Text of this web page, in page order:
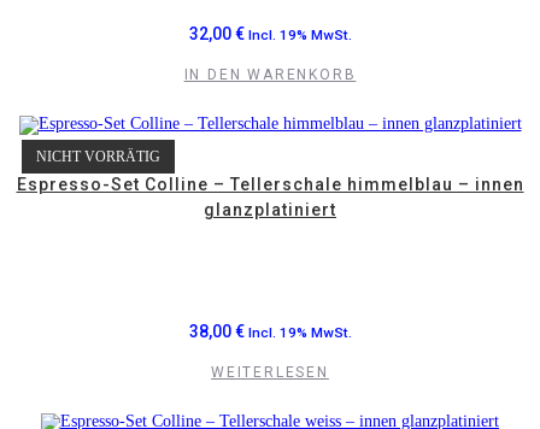
32,00€ Incl. 19% MwSt.
IN DEN WARENKORB
NICHT VORRÄTIG
Espresso-Set Colline – Tellerschale himmelblau – innen
glanzplatiniert
38,00€ Incl. 19% MwSt.
WEITERLESEN